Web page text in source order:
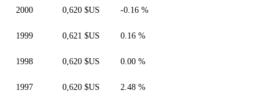
2000 0,620 $US -0.16 %
1999 0,621 $US 0.16 %
1998 0,620 $US 0.00 %
1997 0,620 $US 2.48 %